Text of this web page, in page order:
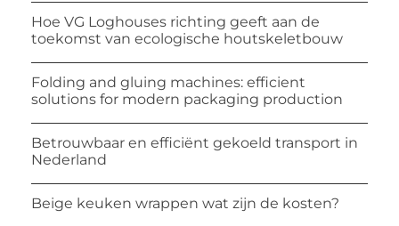
Hoe VG Loghouses richting geeft aan de
toekomst van ecologische houtskeletbouw
Folding and gluing machines: efficient
solutions for modern packaging production
Betrouwbaar en efficiënt gekoeld transport in
Nederland
Beige keuken wrappen wat zijn de kosten?